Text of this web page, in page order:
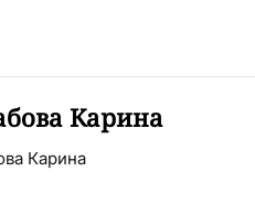
Карина
Карина